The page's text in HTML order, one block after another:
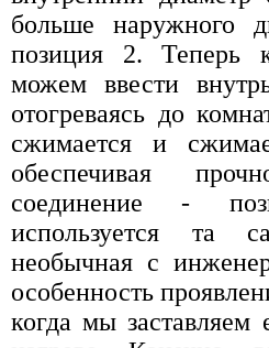
больше наружного
позиция 2. Теперь
можем ввести
отогреваясь до
сжимается и
обеспечивая
соединение -
используется та
необычная с
особенность
когда мы заставляем